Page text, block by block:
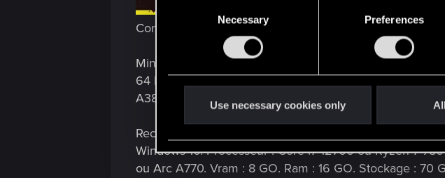
e
l
e
Necessary Preferences
Use necessary cookies only
Configuration requise sans ray tracing :
Minimum : Préréglage graphique faible dans le jeu.
64 bits. Processeur : Core i7-6700 ou Ryzen 5 1600.
A380. Vram : 6 GO. Ram : 12 GO. Stockage : 70 GO SSD.
Recommandé : Préréglage graphique dans le jeu :
Windows 10. Processeur : Core i7-12700 ou Ryzen 7
ou Arc A770. Vram : 8 GO. Ram : 16 GO. Stockage : 70